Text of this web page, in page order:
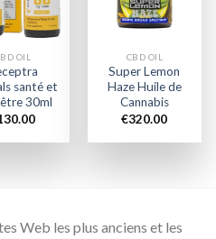
OIL
santé et
30ml
CBD OIL
Super Lemon
Haze Huile de
Cannabis
€320.00
Web les plus anciens et les